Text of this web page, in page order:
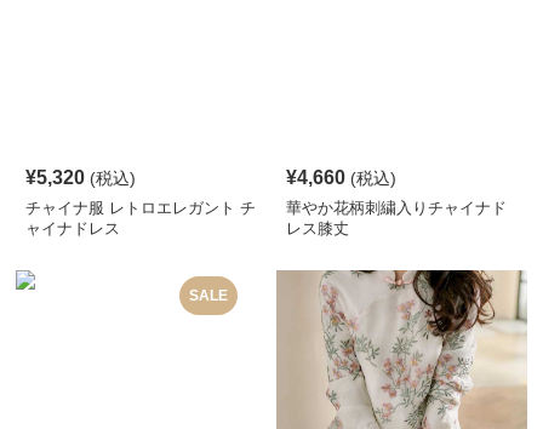
¥5,320 (税込)
チャイナ服 レトロエレガント チ
ャイナドレス
¥4,660 (税込)
華やか花柄刺繍入りチャイナド
レス膝丈
SALE